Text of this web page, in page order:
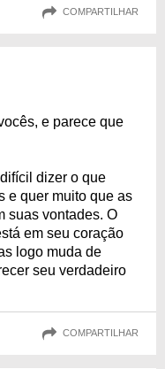
COMPARTILHAR
e parece que
dizer o que
e quer muito que as
suas vontades. O
em seu coração
logo muda de
seu verdadeiro
COMPARTILHAR